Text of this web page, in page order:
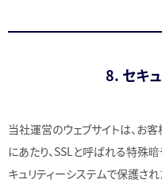
8. セキ
当社運営のウェブサイトは、お
にあたり、SSLと呼ばれる特殊
キュリティーシステムで保護さ